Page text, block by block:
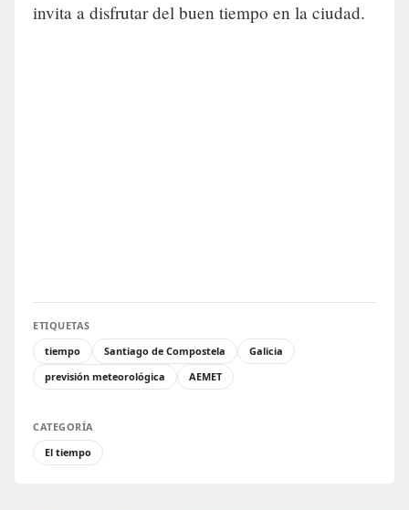
invita a disfrutar del buen tiempo en la ciudad.
ETIQUETAS
tiempo
Santiago de Compostela
Galicia
previsión meteorológica
AEMET
CATEGORÍA
El tiempo